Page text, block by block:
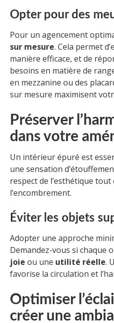
Opter pour des
Pour un agencement
sur mesure. Cela permet
manière efficace, et de
besoins en matière de
en mezzanine ou des
sur mesure maximisent
Préserver
dans votre
Un intérieur épuré est
une sensation
respect de l’esthétique
l’encombrement.
Éviter les objets
Adopter une approche
Demandez-vous si chaque
joie ou une utilité réelle.
favorise la circulation et
Optimiser
créer une